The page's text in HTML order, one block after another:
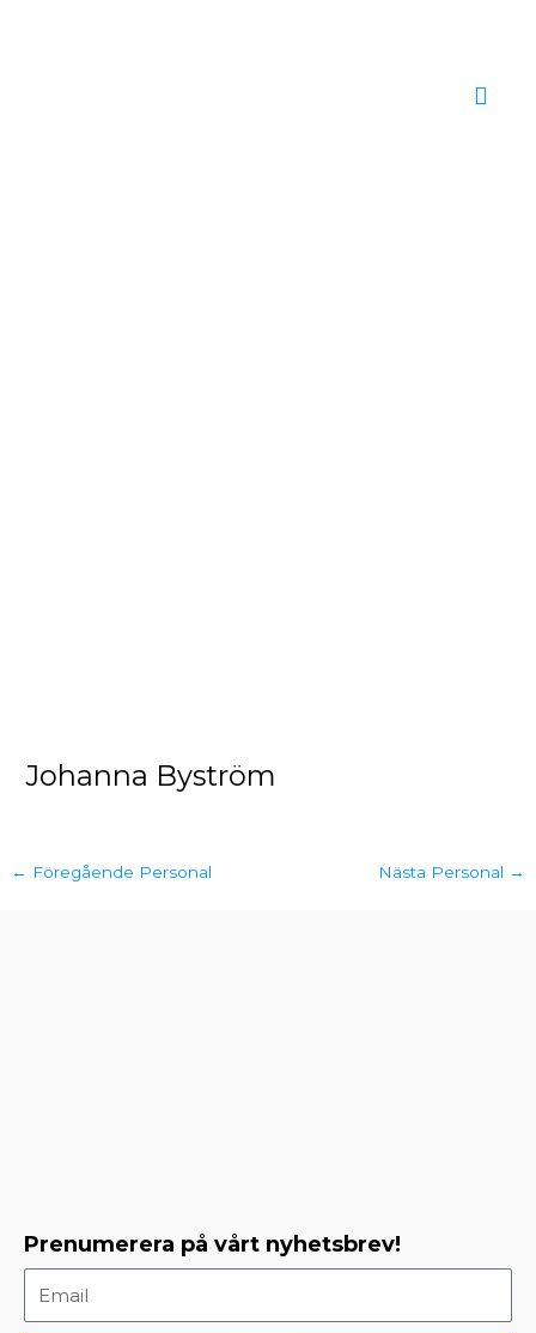
Johanna Byström
← Föregående Personal Nästa Personal →
Prenumerera på vårt nyhetsbrev!